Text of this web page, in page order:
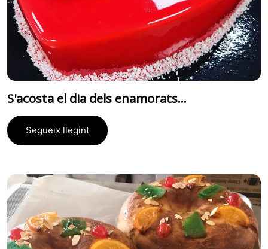
S'acosta el dia dels enamorats...
Segueix llegint